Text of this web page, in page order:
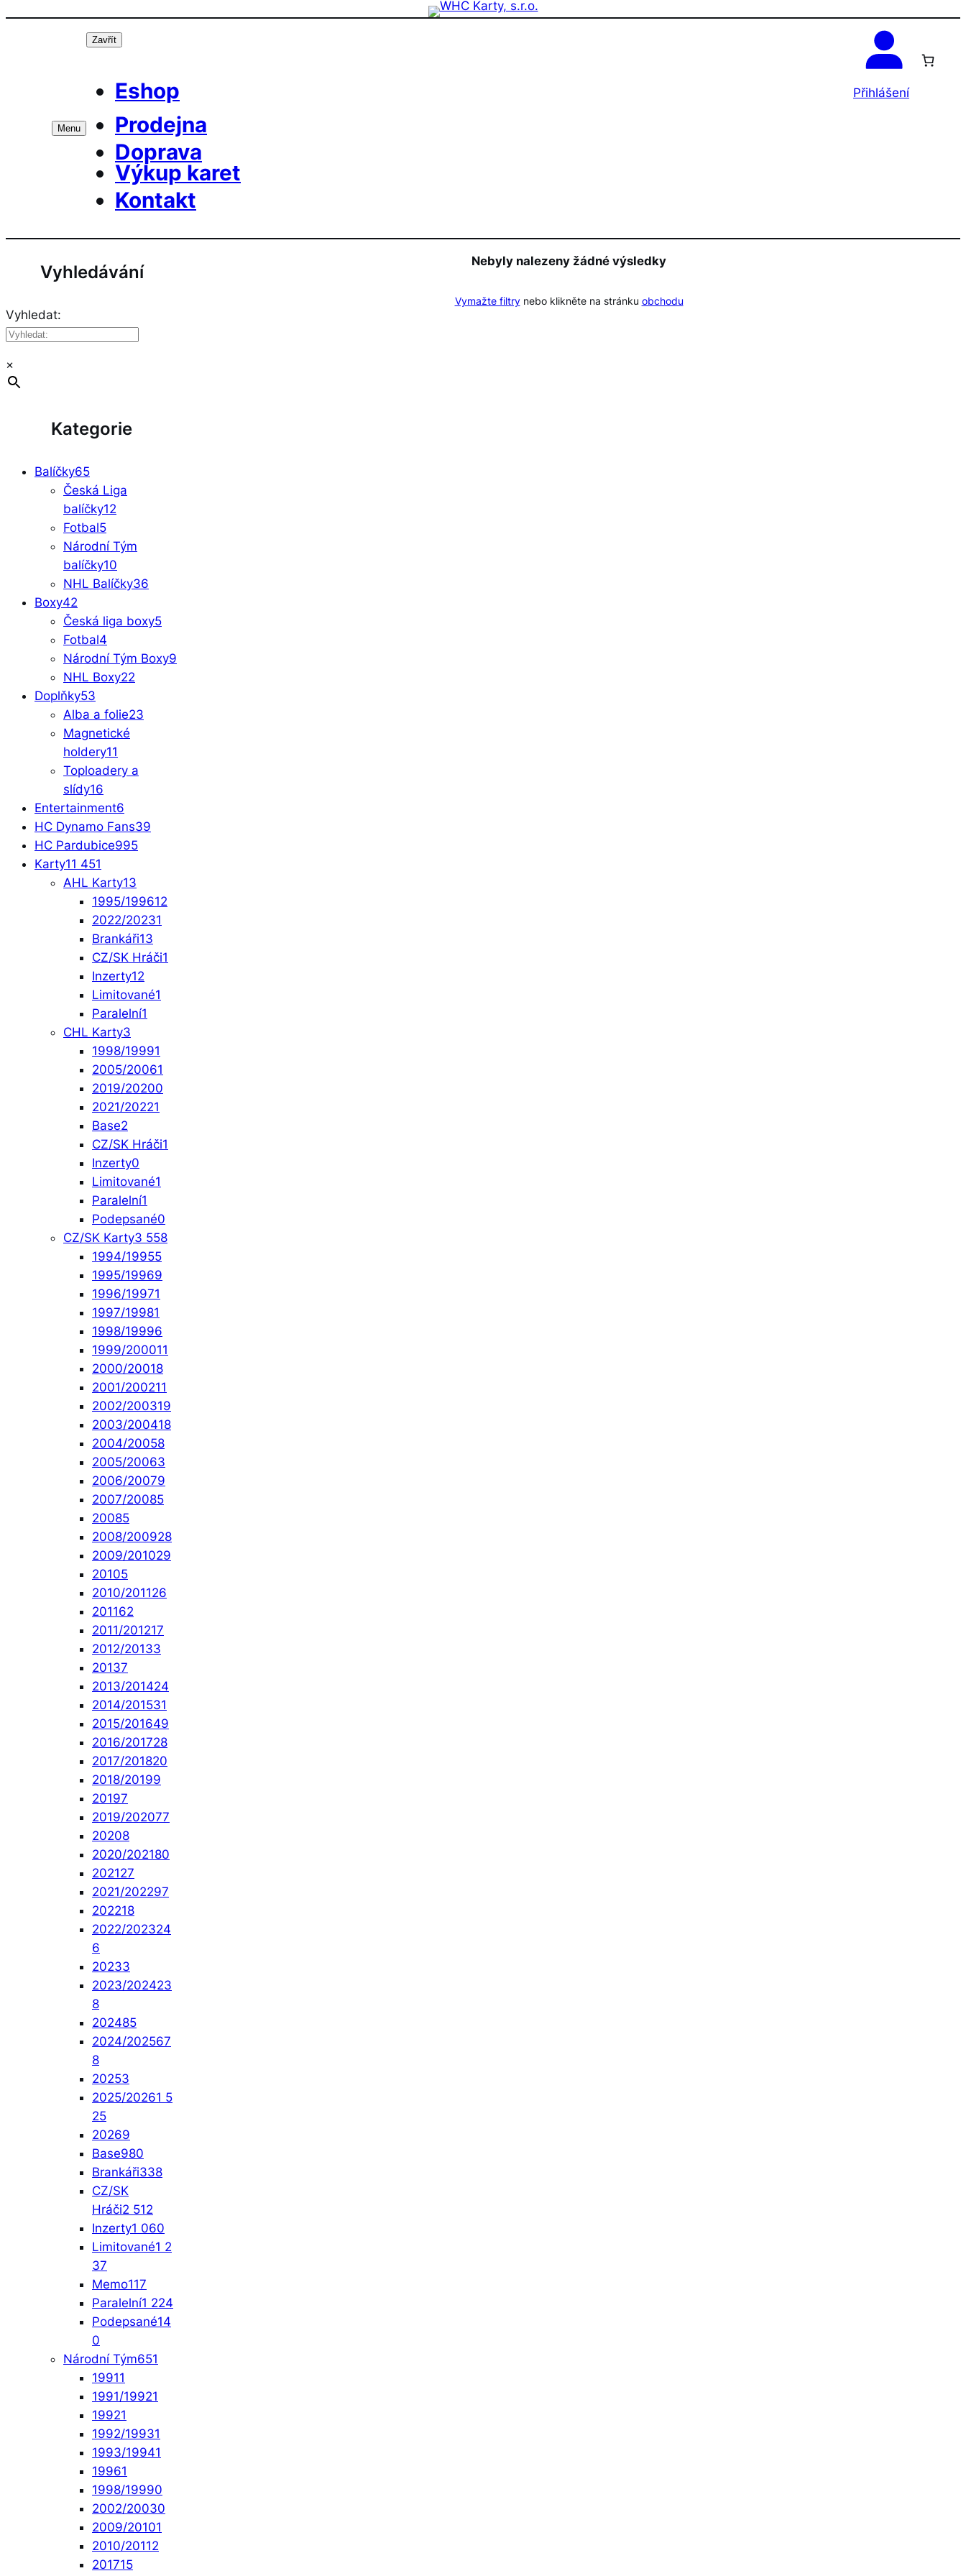
Přeskočit
Menu
Zavřít
Eshop
Prodejna
Doprava
Výkup karet
Kontakt
Přihlášení
Vyhledávání
Vyhledat:
×
Kategorie
Balíčky65
Česká Liga
balíčky12
Fotbal5
Národní Tým
balíčky10
NHL Balíčky36
Boxy42
Česká liga boxy5
Fotbal4
Národní Tým Boxy9
NHL Boxy22
Doplňky53
Alba a folie23
Magnetické
holdery11
Toploadery a
slídy16
Entertainment6
HC Dynamo Fans39
HC Pardubice995
Karty11 451
AHL Karty13
1995/199612
2022/20231
Brankáři13
CZ/SK Hráči1
Inzerty12
Limitované1
Paralelní1
CHL Karty3
1998/19991
2005/20061
2019/20200
2021/20221
Base2
CZ/SK Hráči1
Inzerty0
Limitované1
Paralelní1
Podepsané0
CZ/SK Karty3 558
1994/19955
1995/19969
1996/19971
1997/19981
1998/19996
1999/200011
2000/20018
2001/200211
2002/200319
2003/200418
2004/20058
2005/20063
2006/20079
2007/20085
20085
2008/200928
2009/201029
20105
2010/201126
201162
2011/201217
2012/20133
20137
2013/201424
2014/201531
2015/201649
2016/201728
2017/201820
2018/20199
20197
2019/202077
20208
2020/202180
202127
2021/202297
202218
2022/202324
6
20233
2023/202423
8
202485
2024/202567
8
20253
2025/20261 5
25
20269
Base980
Brankáři338
CZ/SK
Hráči2 512
Inzerty1 060
Limitované1 2
37
Memo117
Paralelní1 224
Podepsané14
0
Národní Tým651
19911
1991/19921
19921
1992/19931
1993/19941
19961
1998/19990
2002/20030
2009/20101
2010/20112
201715
Nebyly nalezeny žádné výsledky
Vymažte filtrynebo klikněte na stránku obchodu